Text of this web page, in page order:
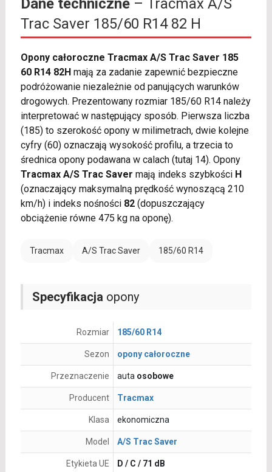
Dane techniczne– Tracmax A/S
Trac Saver 185/60 R14 82 H
Opony całoroczne Tracmax A/S Trac Saver 185
60 R14 82Hmają za zadanie zapewnić bezpieczne
podróżowanie niezależnie od panujących warunków
drogowych. Prezentowany rozmiar 185/60 R14 należy
interpretować w następujący sposób. Pierwsza liczba
(185) to szerokość opony w milimetrach, dwie kolejne
cyfry (60) oznaczają wysokość profilu, a trzecia to
średnica opony podawana w calach (tutaj 14). Opony
Tracmax A/S Trac Saver mają indeks szybkości H
(oznaczający maksymalną prędkość wynoszącą 210
km/h) i indeks nośności 82(dopuszczający
obciążenie równe 475 kg na oponę).
Tracmax A/S Trac Saver 185/60 R14
Specyfikacja opony
Rozmiar 185/60 R14
Sezon opony całoroczne
Przeznaczenie auta osobowe
Producent Tracmax
Klasa ekonomiczna
Model A/S Trac Saver
Etykieta UE D / C / 71 dB